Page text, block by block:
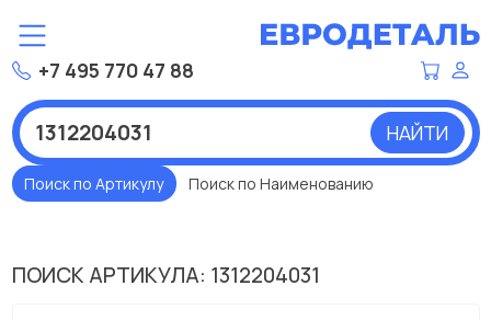
+7 495 770 47 88
НАЙТИ
Поиск по Артикулу Поиск по Наименованию
ПОИСК АРТИКУЛА: 1312204031